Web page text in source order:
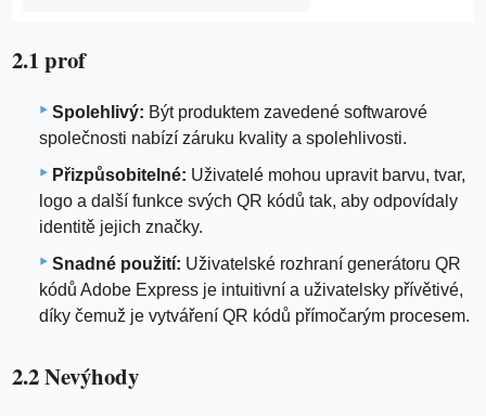
2.1 prof
Spolehlivý: Být produktem zavedené softwarové
společnosti nabízí záruku kvality a spolehlivosti.
Přizpůsobitelné: Uživatelé mohou upravit barvu, tvar,
logo a další funkce svých QR kódů tak, aby odpovídaly
identitě jejich značky.
Snadné použití: Uživatelské rozhraní generátoru QR
kódů Adobe Express je intuitivní a uživatelsky přívětivé,
díky čemuž je vytváření QR kódů přímočarým procesem.
2.2 Nevýhody